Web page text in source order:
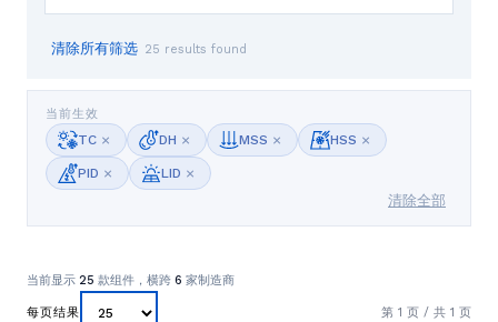
清除所有筛选 25 results found
当前生效
TC × DH × MSS × HSS ×
PID × LID ×
清除全部
当前显示 25 款组件，横跨 6 家制造商
每页结果 第 1 页 / 共 1 页